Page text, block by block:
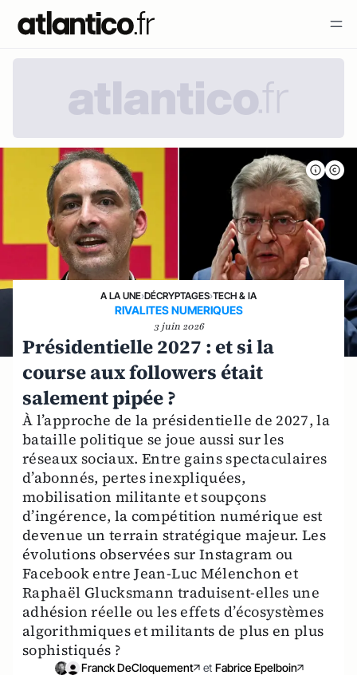
A LA UNE›DÉCRYPTAGES›TECH & IA
RIVALITES NUMERIQUES
3 juin 2026
Présidentielle 2027 : et si la
course aux followers était
salement pipée ?
À l’approche de la présidentielle de 2027, la
bataille politique se joue aussi sur les
réseaux sociaux. Entre gains spectaculaires
d’abonnés, pertes inexpliquées,
mobilisation militante et soupçons
d’ingérence, la compétition numérique est
devenue un terrain stratégique majeur. Les
évolutions observées sur Instagram ou
Facebook entre Jean-Luc Mélenchon et
Raphaël Glucksmann traduisent-elles une
adhésion réelle ou les effets d’écosystèmes
algorithmiques et militants de plus en plus
sophistiqués ?
Franck DeCloquement et Fabrice Epelboin